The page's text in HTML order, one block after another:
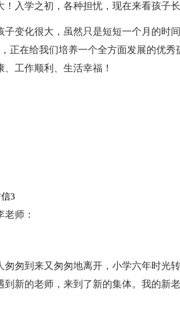
！入学之初，各种担忧，现在来看孩子
子变化很大，虽然只是短短一个月的时
正在给我们培养一个全方面发展的优
、工作顺利、生活幸福！
3
老师：
匆匆到来又匆匆地离开，小学六年时光
到新的老师，来到了新的集体。我的新